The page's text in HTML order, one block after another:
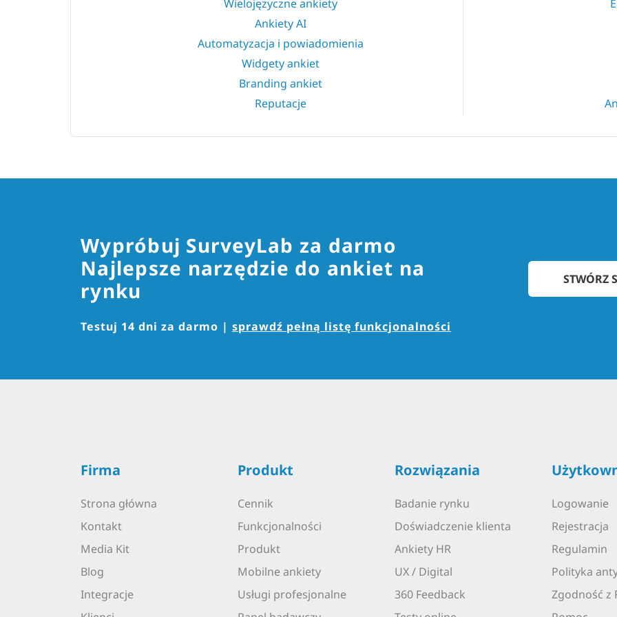
Wielojęzyczne ankiety
Ankiety AI
Automatyzacja i powiadomienia
Widgety ankiet
Branding ankiet
Reputacje
STWÓRZ
Wypróbuj SurveyLab za darmo
Najlepsze narzędzie do ankiet na
rynku
Testuj 14 dni za darmo | sprawdź pełną listę funkcjonalności
Firma
Strona główna
Kontakt
Media Kit
Blog
Integracje
Produkt
Cennik
Funkcjonalności
Produkt
Mobilne ankiety
Usługi profesjonalne
Rozwiązania
Badanie rynku
Doświadczenie klienta
Ankiety HR
UX / Digital
360 Feedback
Logowanie
Rejestracja
Regulamin
Polityka
Zgodność z